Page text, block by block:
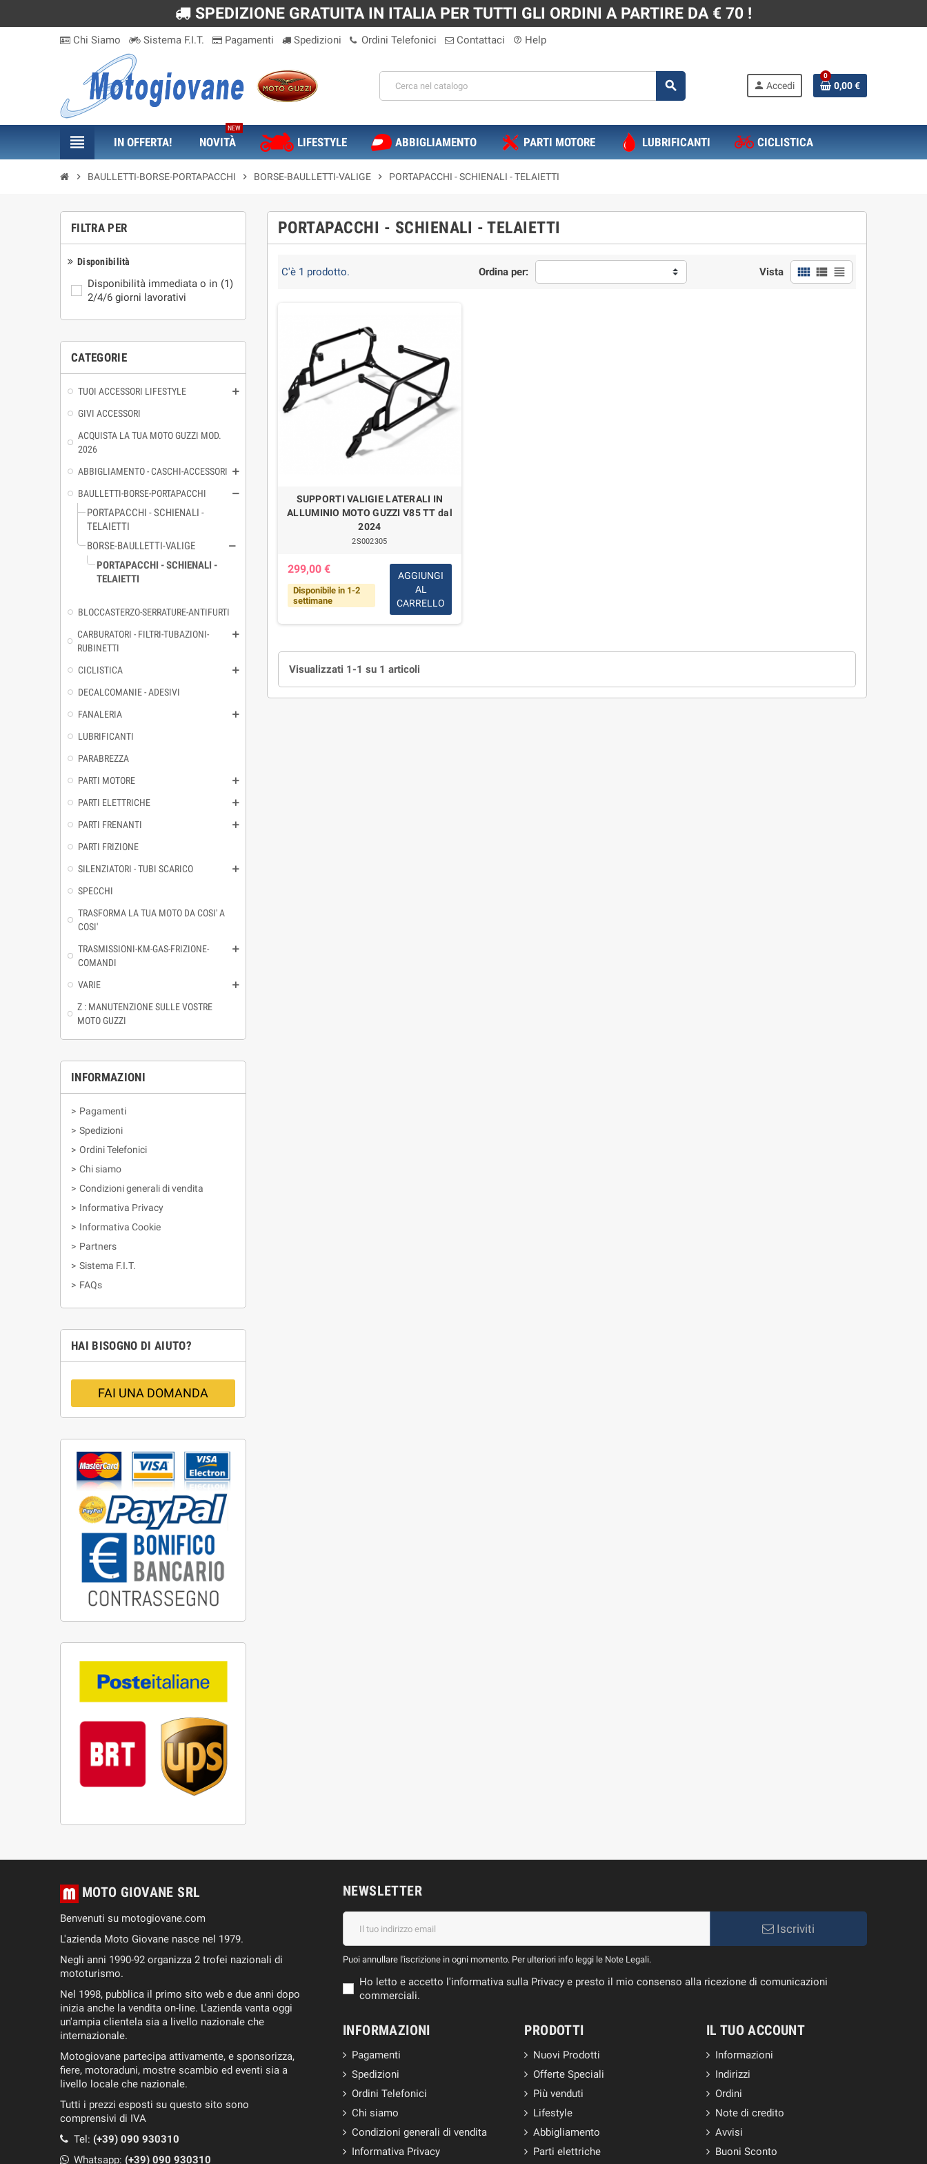
SPEDIZIONE GRATUITA IN ITALIA PER TUTTI GLI ORDINI A PARTIRE DA € 70 !
Chi Siamo Sistema F.I.T. Pagamenti Spedizioni Ordini Telefonici Contattaci help_outline Help
search person Accedi
0
0,00 €
view_headline IN OFFERTA! NOVITÀ
NEW
LIFESTYLE ABBIGLIAMENTO PARTI MOTORE LUBRIFICANTI CICLISTICA
chevron_right BAULLETTI-BORSE-PORTAPACCHI chevron_right BORSE-BAULLETTI-VALIGE chevron_right PORTAPACCHI - SCHIENALI - TELAIETTI
FILTRA PER
Disponibilità
Disponibilità immediata o in
2/4/6 giorni lavorativi
(1)
CATEGORIE
TUOI ACCESSORI LIFESTYLE
GIVI ACCESSORI
ACQUISTA LA TUA MOTO GUZZI MOD.
2026
ABBIGLIAMENTO - CASCHI-ACCESSORI
BAULLETTI-BORSE-PORTAPACCHI
PORTAPACCHI - SCHIENALI -
TELAIETTI
BORSE-BAULLETTI-VALIGE
PORTAPACCHI - SCHIENALI -
TELAIETTI
BLOCCASTERZO-SERRATURE-ANTIFURTI
CARBURATORI - FILTRI-TUBAZIONI-
RUBINETTI
CICLISTICA
DECALCOMANIE - ADESIVI
FANALERIA
LUBRIFICANTI
PARABREZZA
PARTI MOTORE
PARTI ELETTRICHE
PARTI FRENANTI
PARTI FRIZIONE
SILENZIATORI - TUBI SCARICO
SPECCHI
TRASFORMA LA TUA MOTO DA COSI' A
COSI'
TRASMISSIONI-KM-GAS-FRIZIONE-
COMANDI
VARIE
Z : MANUTENZIONE SULLE VOSTRE
MOTO GUZZI
INFORMAZIONI
> Pagamenti
> Spedizioni
> Ordini Telefonici
> Chi siamo
> Condizioni generali di vendita
> Informativa Privacy
> Informativa Cookie
> Partners
> Sistema F.I.T.
> FAQs
HAI BISOGNO DI AIUTO?
FAI UNA DOMANDA
PORTAPACCHI - SCHIENALI - TELAIETTI
Ordina per: Vista view_comfy view_list view_headline
C'è 1 prodotto.
SUPPORTI VALIGIE LATERALI IN
ALLUMINIO MOTO GUZZI V85 TT dal
2024
2S002305
299,00 €
Disponibile in 1-2
settimane
AGGIUNGI
AL
CARRELLO
Visualizzati 1-1 su 1 articoli
MOTO GIOVANE SRL
Benvenuti su motogiovane.com
L'azienda Moto Giovane nasce nel 1979.
Negli anni 1990-92 organizza 2 trofei nazionali di
mototurismo.
Nel 1998, pubblica il primo sito web e due anni dopo
inizia anche la vendita on-line. L'azienda vanta oggi
un'ampia clientela sia a livello nazionale che
internazionale.
Motogiovane partecipa attivamente, e sponsorizza,
fiere, motoraduni, mostre scambio ed eventi sia a
livello locale che nazionale.
Tutti i prezzi esposti su questo sito sono
comprensivi di IVA
Tel: (+39) 090 930310
Whatsapp: (+39) 090 930310
NEWSLETTER
Iscriviti
Puoi annullare l'iscrizione in ogni momento. Per ulteriori info leggi le Note Legali.
Ho letto e accetto l'informativa sulla Privacy e presto il mio consenso alla ricezione di comunicazioni
commerciali.
INFORMAZIONI
Pagamenti
Spedizioni
Ordini Telefonici
Chi siamo
Condizioni generali di vendita
Informativa Privacy
PRODOTTI
Nuovi Prodotti
Offerte Speciali
Più venduti
Lifestyle
Abbigliamento
Parti elettriche
IL TUO ACCOUNT
Informazioni
Indirizzi
Ordini
Note di credito
Avvisi
Buoni Sconto